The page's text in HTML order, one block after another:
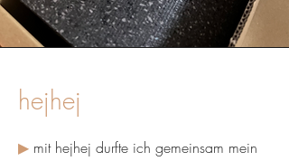
hejhej
▶ mit hejhej durfte ich gemeinsam mein